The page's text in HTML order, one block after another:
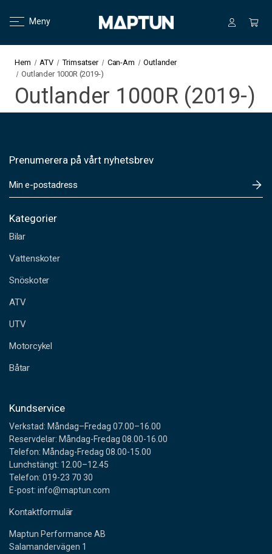
Meny
Hem ATV Trimsatser Can-Am
Outlander
Outlander 1000R (2019-)
Outlander 1000R (2019-)
Prenumerera på vårt nyhetsbrev
-
o
t
a
r
s
s
Kategorier
Bilar
Vattenskoter
Snöskoter
ATV
UTV
Motorcykel
Båtar
Kundservice
Verkstad: Måndag–Fredag 07.00–16.00
Reservdelar: Måndag-Fredag 08.00-16.00
Telefon: Måndag-Fredag 08.00-15.00
Lunchstängt: 12.00–12.45
Telefon: 019-23 70 30
E-post: info@maptun.com
Kontaktformulär
Maptun Performance AB
Salamandervägen 1